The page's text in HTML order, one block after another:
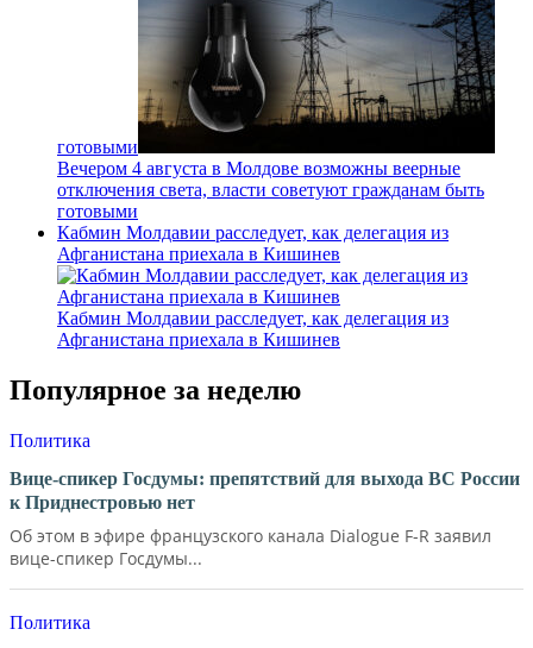
готовыми
Вечером 4 августа в Молдове возможны веерные
отключения света, власти советуют гражданам быть
готовыми
Кабмин Молдавии расследует, как делегация из
Афганистана приехала в Кишинев
Кабмин Молдавии расследует, как делегация из
Афганистана приехала в Кишинев
Популярное за неделю
Политика
Вице-спикер Госдумы: препятствий для выхода ВС России
к Приднестровью нет
Об этом в эфире французского канала Dialogue F-R заявил
вице-спикер Госдумы...
Политика